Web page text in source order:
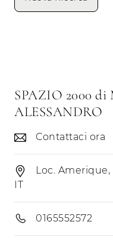
SPAZIO 2000 di
ALESSANDRO
Contattaci ora
Loc. Amerique,
IT
0165552572